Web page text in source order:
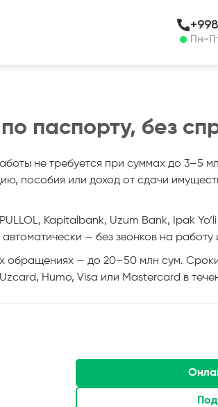
Пн-
паспорту, без
не требуется при суммах до 3–5
пособия или доход от сдачи
Kapitalbank, Uzum Bank, Ipak
— без звонков на
обращениях — до 20–50 млн сум.
Humo, Visa или Mastercard в